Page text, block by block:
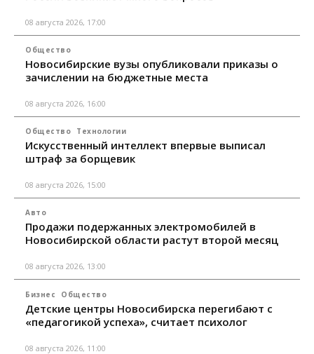
08 августа 2026, 17:00
Общество
Новосибирские вузы опубликовали приказы о
зачислении на бюджетные места
08 августа 2026, 16:00
Общество Технологии
Искусственный интеллект впервые выписал
штраф за борщевик
08 августа 2026, 15:00
Авто
Продажи подержанных электромобилей в
Новосибирской области растут второй месяц
08 августа 2026, 13:00
Бизнес Общество
Детские центры Новосибирска перегибают с
«педагогикой успеха», считает психолог
08 августа 2026, 11:00